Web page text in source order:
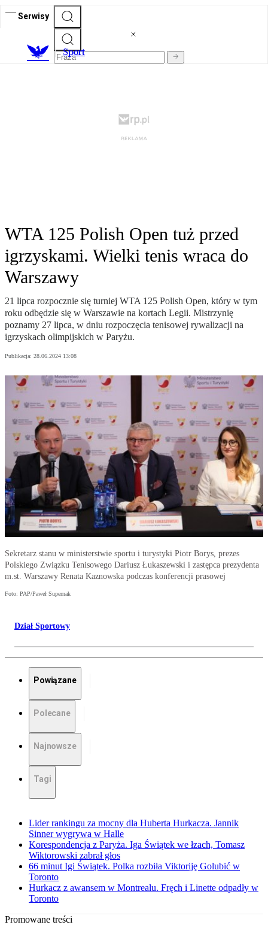
Serwisy
Sport
WTA 125 Polish Open tuż przed
igrzyskami. Wielki tenis wraca do
Warszawy
21 lipca rozpocznie się turniej WTA 125 Polish Open, który w tym
roku odbędzie się w Warszawie na kortach Legii. Mistrzynię
poznamy 27 lipca, w dniu rozpoczęcia tenisowej rywalizacji na
igrzyskach olimpijskich w Paryżu.
Publikacja: 28.06.2024 13:08
Sekretarz stanu w ministerstwie sportu i turystyki Piotr Borys, prezes
Polskiego Związku Tenisowego Dariusz Łukaszewski i zastępca prezydenta
m.st. Warszawy Renata Kaznowska podczas konferencji prasowej
Foto: PAP/Paweł Supernak
Dział Sportowy
Powiązane
Polecane
Najnowsze
Tagi
Lider rankingu za mocny dla Huberta Hurkacza. Jannik
Sinner wygrywa w Halle
Korespondencja z Paryża. Iga Świątek we łzach, Tomasz
Wiktorowski zabrał głos
66 minut Igi Świątek. Polka rozbiła Viktoriję Golubić w
Toronto
Hurkacz z awansem w Montrealu. Fręch i Linette odpadły w
Toronto
Promowane treści